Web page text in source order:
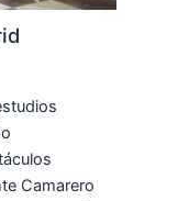
Camarero